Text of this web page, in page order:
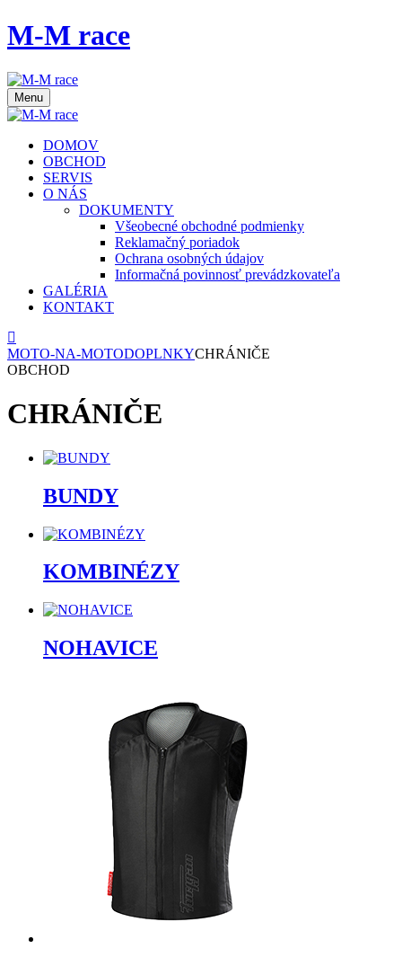
M-M race
Menu
DOMOV
OBCHOD
SERVIS
O NÁS
DOKUMENTY
Všeobecné obchodné podmienky
Reklamačný poriadok
Ochrana osobných údajov
Informačná povinnosť prevádzkovateľa
GALÉRIA
KONTAKT
MOTO-NA-MOTODOPLNKYCHRÁNIČE
OBCHOD
CHRÁNIČE
BUNDY
KOMBINÉZY
NOHAVICE